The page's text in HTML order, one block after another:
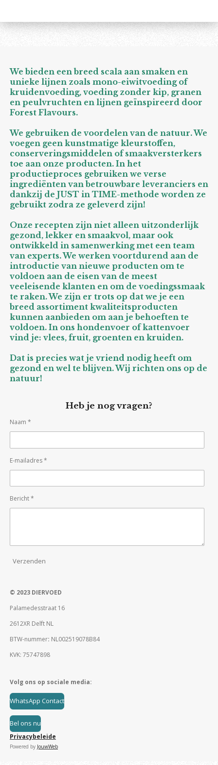
We bieden een breed scala aan smaken en
unieke lijnen zoals mono-eiwitvoeding of
kruidenvoeding, voeding zonder kip, granen
en peulvruchten en lijnen geïnspireerd door
Forest Flavours.
We gebruiken de voordelen van de natuur. We
voegen geen kunstmatige kleurstoffen,
conserveringsmiddelen of smaakversterkers
toe aan onze producten. In het
productieproces gebruiken we verse
ingrediënten van betrouwbare leveranciers en
dankzij de JUST in TIME-methode worden ze
gebruikt zodra ze geleverd zijn!
Onze recepten zijn niet alleen uitzonderlijk
gezond, lekker en smaakvol, maar ook
ontwikkeld in samenwerking met een team
van experts. We werken voortdurend aan de
introductie van nieuwe producten om te
voldoen aan de eisen van de meest
veeleisende klanten en om de voedingssmaak
te raken. We zijn er trots op dat we je een
breed assortiment kwaliteitsproducten
kunnen aanbieden om aan je behoeften te
voldoen. In ons hondenvoer of kattenvoer
vind je: vlees, fruit, groenten en kruiden.
Dat is precies wat je vriend nodig heeft om
gezond en wel te blijven. Wij richten ons op de
natuur!
Heb je nog vragen?
Naam *
E-mailadres *
Bericht *
Verzenden
© 2023 DIERVOED
Palamedesstraat 16
2612XR Delft NL
BTW-nummer: NL002519078B84
KVK: 75747898
Volg ons op sociale media:
WhatsApp Contact
Bel ons nu
Privacybeleide
Powered by JouwWeb